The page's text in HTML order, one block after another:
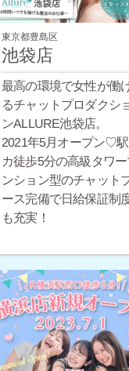
ッフによるサポートや
性スタッフによる面談
可能です！
東京都豊島区
池袋店
最高の環境で女性が働
るチャットプロダクシ
ンALLURE池袋店。
2021年5月オープン♡
カ徒歩5分の高級タワ
ンション型のチャット
ース完備で日給保証制
も充実！